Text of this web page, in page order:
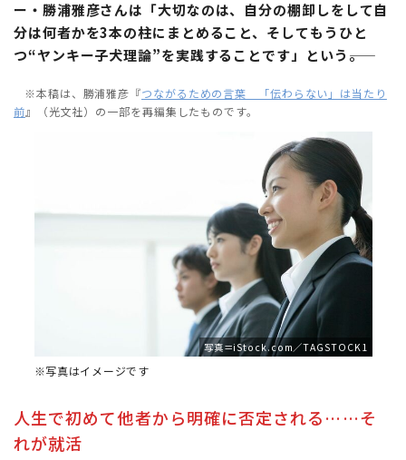
ー・勝浦雅彦さんは「大切なのは、自分の棚卸しをして自
分は何者かを3本の柱にまとめること、そしてもうひと
つ“ヤンキー子犬理論”を実践することです」という――。
※本稿は、勝浦雅彦『つながるための言葉 「伝わらない」は当たり
前』（光文社）の一部を再編集したものです。
写真＝iStock.com／TAGSTOCK1
※写真はイメージです
人生で初めて他者から明確に否定される……そ
れが就活